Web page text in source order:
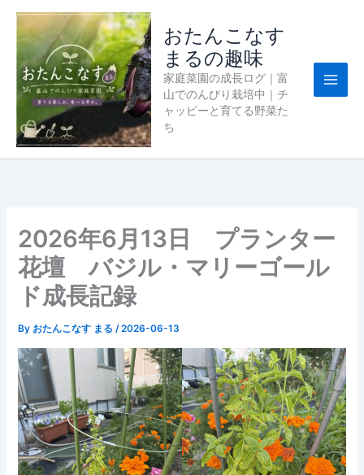
おたんこなす
まるの趣味
家庭菜園の成長ログ｜富
山でのんびり栽培中｜チ
ャッピーと育てる野菜た
ち
2026年6月13日 プランター
花壇 バジル・マリーゴール
ド成長記録
By おたんこなす まる/2026-06-13